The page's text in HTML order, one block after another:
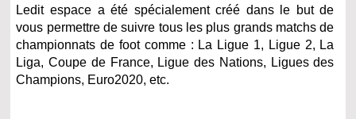
Ledit espace a été spécialement créé dans le but de
vous permettre de suivre tous les plus grands matchs de
championnats de foot comme : La Ligue 1, Ligue 2, La
Liga, Coupe de France, Ligue des Nations, Ligues des
Champions, Euro2020, etc.